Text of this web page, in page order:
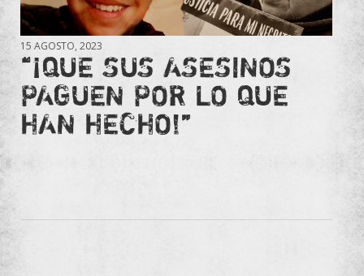
15 AGOSTO, 2023
“¡QUE SUS ASESINOS
PAGUEN POR LO QUE
HAN HECHO!”